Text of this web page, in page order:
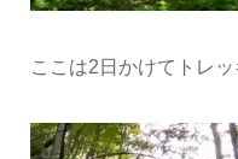
ここは2日かけてトレ